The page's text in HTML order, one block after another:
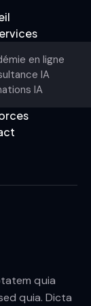
en ligne
IA
IA
quia
quia. Dicta